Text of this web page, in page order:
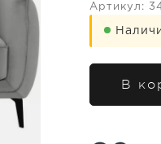
Артикул:
В